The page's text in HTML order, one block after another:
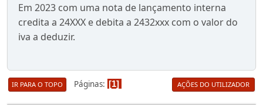
Em 2023 com uma nota de lançamento interna
credita a 24XXX e debita a 2432xxx com o valor do
iva a deduzir.
IR PARA O TOPO Páginas 1 AÇÕES DO UTILIZADOR